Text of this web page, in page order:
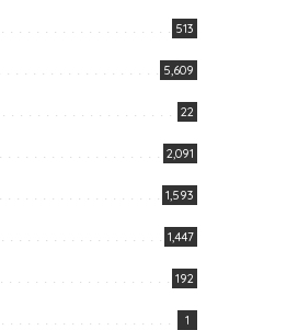
513
5,609
22
2,091
1,593
1,447
192
1